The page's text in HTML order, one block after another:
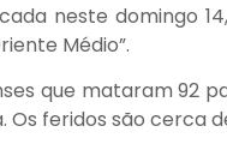
neste domingo
Médio”.
que mataram 92
Os feridos são cerca